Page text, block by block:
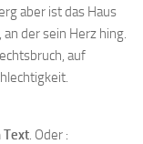
aber ist das Haus
der sein Herz hing.
auf
Text. Oder :